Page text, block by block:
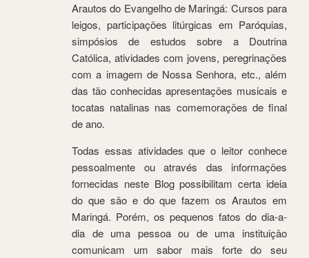
Arautos do Evangelho de Maringá: Cursos para
leigos, participações litúrgicas em Paróquias,
simpósios de estudos sobre a Doutrina
Católica, atividades com jovens, peregrinações
com a imagem de Nossa Senhora, etc., além
das tão conhecidas apresentações musicais e
tocatas natalinas nas comemorações de final
de ano.
Todas essas atividades que o leitor conhece
pessoalmente ou através das informações
fornecidas neste Blog possibilitam certa ideia
do que são e do que fazem os Arautos em
Maringá. Porém, os pequenos fatos do dia-a-
dia de uma pessoa ou de uma instituição
comunicam um sabor mais forte do seu